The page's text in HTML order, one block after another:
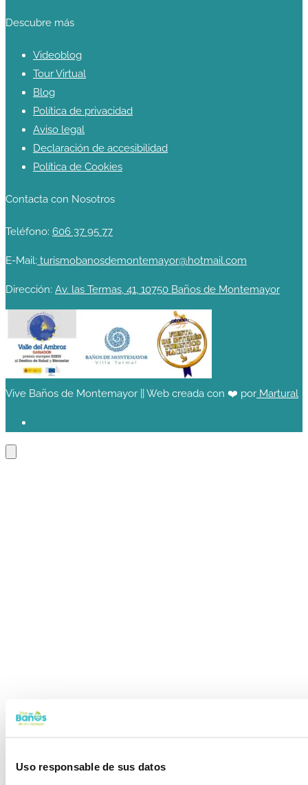
Uso responsable de sus datos
Descubre más
Videoblog
Tour Virtual
Blog
Política de privacidad
Aviso legal
Declaración de accesibilidad
Política de Cookies
Contacta con Nosotros
Teléfono: 606 37 95 77
E-Mail: turismobanosdemontemayor@hotmail.com
Dirección: Av. las Termas, 41, 10750 Baños de Montemayor
Vive Baños de Montemayor || Web creada con ❤️ por Martural